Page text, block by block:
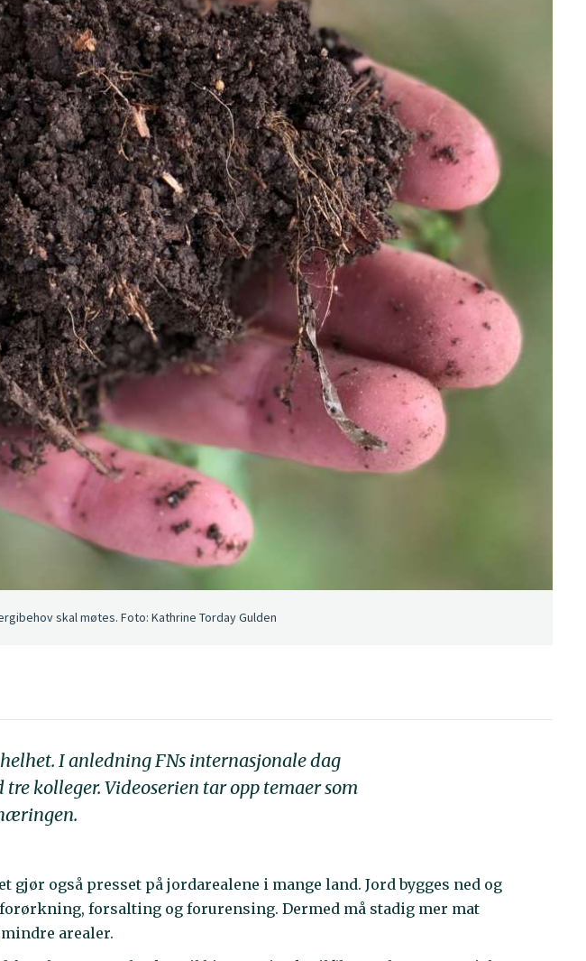
skal møtes. Foto: Kathrine Torday Gulden
I anledning FNs internasjonale dag
kolleger. Videoserien tar opp temaer som
gjør også presset på jordarealene i mange land. Jord bygges ned og
forsalting og forurensing. Dermed må stadig mer mat
arealer.